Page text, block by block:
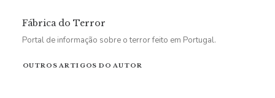
Fábrica do Terror
Portal de informação sobre o terror feito em Portugal.
OUTROS ARTIGOS DO AUTOR